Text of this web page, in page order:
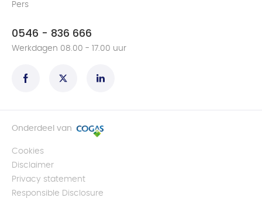
Pers
0546 - 836 666
Werkdagen 08.00 - 17.00 uur
Onderdeel van
Cookies
Disclaimer
Privacy statement
Responsible Disclosure